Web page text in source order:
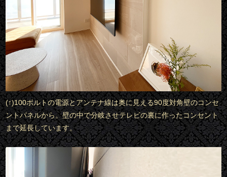
(↑)100ボルトの電源とアンテナ線は奥に見える90度対角壁のコンセ
ントパネルから。壁の中で分岐させテレビの裏に作ったコンセント
まで延長しています。